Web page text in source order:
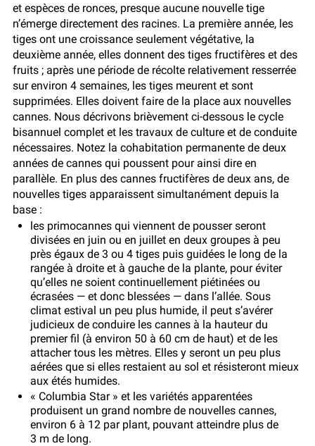
et espèces de ronces, presque aucune nouvelle tige
n’émerge directement des racines. La première année, les
tiges ont une croissance seulement végétative, la
deuxième année, elles donnent des tiges fructifères et des
fruits ; après une période de récolte relativement resserrée
sur environ 4 semaines, les tiges meurent et sont
supprimées. Elles doivent faire de la place aux nouvelles
cannes. Nous décrivons brièvement ci-dessous le cycle
bisannuel complet et les travaux de culture et de conduite
nécessaires. Notez la cohabitation permanente de deux
années de cannes qui poussent pour ainsi dire en
parallèle. En plus des cannes fructifères de deux ans, de
nouvelles tiges apparaissent simultanément depuis la
base :
les primocannes qui viennent de pousser seront
divisées en juin ou en juillet en deux groupes à peu
près égaux de 3 ou 4 tiges puis guidées le long de la
rangée à droite et à gauche de la plante, pour éviter
qu’elles ne soient continuellement piétinées ou
écrasées — et donc blessées — dans l’allée. Sous
climat estival un peu plus humide, il peut s’avérer
judicieux de conduire les cannes à la hauteur du
premier fil (à environ 50 à 60 cm de haut) et de les
attacher tous les mètres. Elles y seront un peu plus
aérées que si elles restaient au sol et résisteront mieux
aux étés humides.
« Columbia Star » et les variétés apparentées
produisent un grand nombre de nouvelles cannes,
environ 6 à 12 par plant, pouvant atteindre plus de
3 m de long.